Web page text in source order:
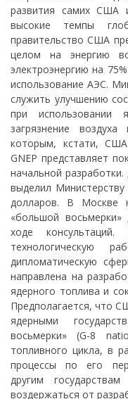
развития самих США
высокие темпы
правительство США
целом на энергию
электроэнергию на
использование АЭС.
служить улучшению
при использовании
загрязнение
которым, кстати,
GNEP представляет
начальной
выделил
долларов. В Москве
«большой
ходе
технологическую
дипломатическую
направлена на
ядерного топлива и
Предполагается, что
ядерными
восьмерки» (G-8
топливного цикла, в
процессы по его
другим
воздержаться от